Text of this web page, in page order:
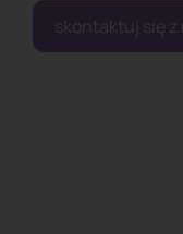
skontaktuj się z